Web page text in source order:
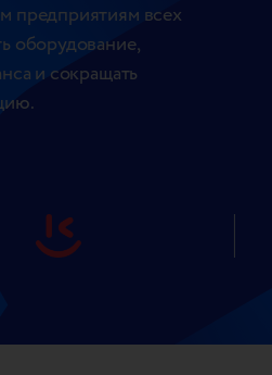
предприятиям всех
оборудование,
и сокращать